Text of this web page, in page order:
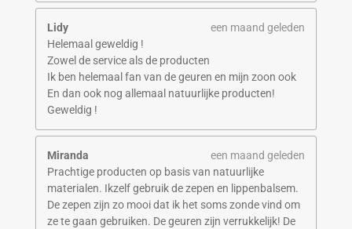
Lidy
een maand geleden
Helemaal geweldig !
Zowel de service als de producten
Ik ben helemaal fan van de geuren en mijn zoon ook
En dan ook nog allemaal natuurlijke producten!
Geweldig !
Miranda
een maand geleden
Prachtige producten op basis van natuurlijke
materialen. Ikzelf gebruik de zepen en lippenbalsem.
De zepen zijn zo mooi dat ik het soms zonde vind om
ze te gaan gebruiken. De geuren zijn verrukkelijk! De